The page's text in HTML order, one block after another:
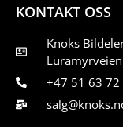
KONTAKT OSS
Knoks
+47 51 63 72